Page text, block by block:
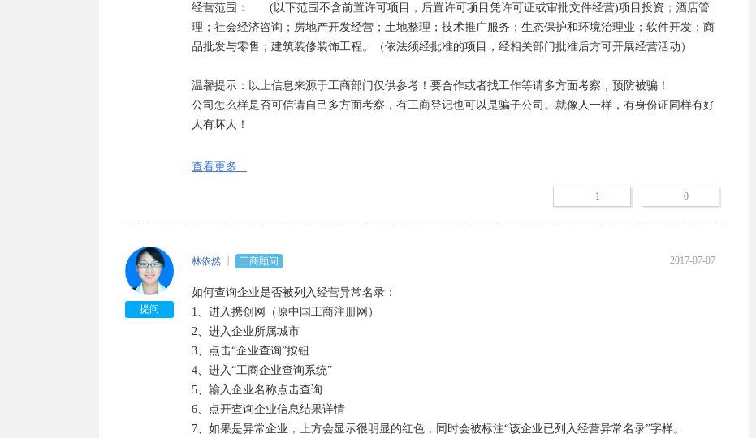
经营范围：	(以下范围不含前置许可项目，后置许可项目凭许可证或审批文件经营)项目投资；酒店管
理；社会经济咨询；房地产开发经营；土地整理；技术推广服务；生态保护和环境治理业；软件开发；商
品批发与零售；建筑装修装饰工程。（依法须经批准的项目，经相关部门批准后方可开展经营活动）
温馨提示：以上信息来源于工商部门仅供参考！要合作或者找工作等请多方面考察，预防被骗！
公司怎么样是否可信请自己多方面考察，有工商登记也可以是骗子公司。就像人一样，有身份证同样有好
人有坏人！
工商登记经营状态一般分为八种：存续、在业、吊销、注销、迁入、迁出、停业、清算。
因不同省份可能有细微的区别，一般在营、正常、经营、在营在册、有效、在业在册也是在业的意思。
照后，应当依法进行清算，清算结束并办理工商注销登记后，该企业法人才归于消灭。
5、经营状态迁出是指：企业登记主管机关的变更，迁离某主管机关。
6、经营状态迁入是指：企业登记主管机关的变更，迁入某主管机关。
7、经营状态停业是指：由某种原因，企业在期末处于停止生产经营活动待条件改变后仍恢复生产。
8、经营状态清算是指：按章程规定解散以及由于破产、被吊销等其他原因宣布终止经营后，对企业的财
产、债权、债务进行全面清查，并进行收取债权，清偿债务和分配剩余财产的经济活动。
吊销和注销的区别：
查看更多...
1 0
提问
林依然 工商顾问 2017-07-07
如何查询企业是否被列入经营异常名录：
1、进入携创网（原中国工商注册网）
2、进入企业所属城市
3、点击“企业查询”按钮
4、进入“工商企业查询系统”
5、输入企业名称点击查询
6、点开查询企业信息结果详情
7、如果是异常企业，上方会显示很明显的红色，同时会被标注“该企业已列入经营异常名录”字样。